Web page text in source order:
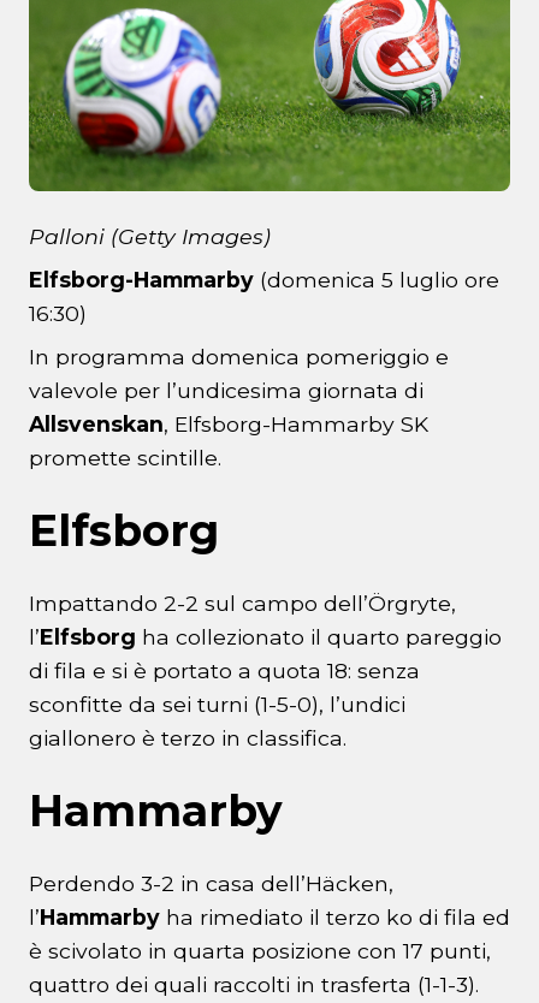
Palloni (Getty Images)
Elfsborg-Hammarby (domenica 5 luglio ore
16:30)
In programma domenica pomeriggio e
valevole per l’undicesima giornata di
Allsvenskan, Elfsborg-Hammarby SK
promette scintille.
Elfsborg
Impattando 2-2 sul campo dell’Örgryte,
l’Elfsborg ha collezionato il quarto pareggio
di fila e si è portato a quota 18: senza
sconfitte da sei turni (1-5-0), l’undici
giallonero è terzo in classifica.
Hammarby
Perdendo 3-2 in casa dell’Häcken,
l’Hammarby ha rimediato il terzo ko di fila ed
è scivolato in quarta posizione con 17 punti,
quattro dei quali raccolti in trasferta (1-1-3).